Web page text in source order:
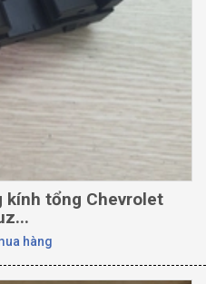
kính tổng Chevrolet
hàng